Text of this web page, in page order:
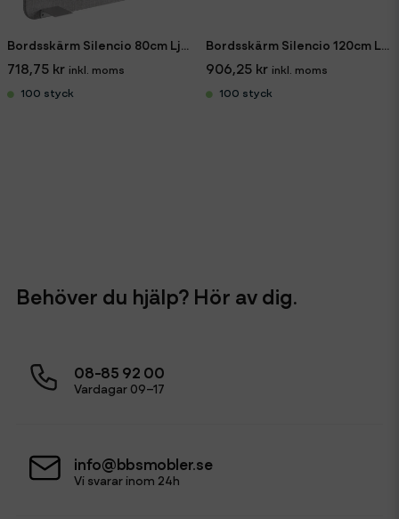
Bordsskärm Silencio 80cm Ljusgrå
718,75 kr
100 styck
Bordsskärm Silencio 120cm Ljusgrå
906,25 kr
100 styck
Behöver du hjälp? Hör av dig.
08-85 92 00
Vardagar 09–17
info@bbsmobler.se
Vi svarar inom 24h